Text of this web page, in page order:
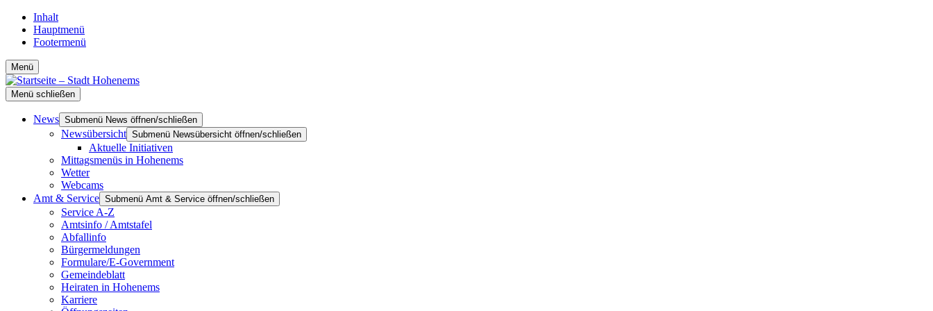
Inhalt
Hauptmenü
Footermenü
Menü
Menü schließen
News Submenü News öffnen/schließen
Newsübersicht Submenü Newsübersicht öffnen/schließen
Aktuelle Initiativen
Mittagsmenüs in Hohenems
Wetter
Webcams
Amt & Service Submenü Amt & Service öffnen/schließen
Service A-Z
Amtsinfo / Amtstafel
Abfallinfo
Bürgermeldungen
Formulare/E-Government
Gemeindeblatt
Heiraten in Hohenems
Karriere